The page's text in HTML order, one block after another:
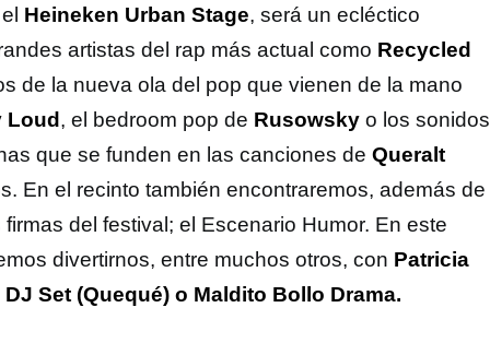
Heineken Urban Stage, será un ecléctico
artistas del rap más actual como Recycled
de la nueva ola del pop que vienen de la mano
Loud , el bedroom pop de Rusowsky o los sonidos
que se funden en las canciones de Queralt
En el recinto también encontraremos, además de
del festival; el Escenario Humor. En este
divertirnos, entre muchos otros, con Patricia
Set (Quequé) o Maldito Bollo Drama.